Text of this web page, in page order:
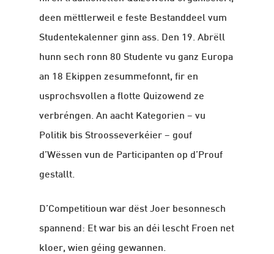
deen mëttlerweil e feste Bestanddeel vum
Studentekalenner ginn ass. Den 19. Abrëll
hunn sech ronn 80 Studente vu ganz Europa
an 18 Ekippen zesummefonnt, fir en
usprochsvollen a flotte Quizowend ze
verbréngen. An aacht Kategorien – vu
Politik bis Stroosseverkéier – gouf
d’Wëssen vun de Participanten op d’Prouf
gestallt.
D’Competitioun war dëst Joer besonnesch
spannend: Et war bis an déi lescht Froen net
kloer, wien géing gewannen.